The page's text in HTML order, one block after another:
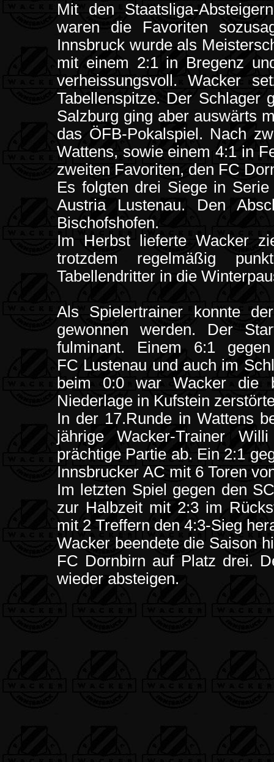
Mit den Staatsliga-
waren die Favoriten
Innsbruck wurde als
mit einem 2:1 in Bregenz
verheissungsvoll. Wacker
Tabellenspitze. Der Schlager
Salzburg ging aber auswärts
das ÖFB-Pokalspiel. Nach
Wattens, sowie einem 4:1 in
zweiten Favoriten, den FC
Es folgten drei Siege in
Austria Lustenau. Den
Bischofshofen.
Im Herbst lieferte Wacker
trotzdem regelmäßig
Tabellendritter in die
Als Spielertrainer konnte
gewonnen werden. Der
fulminant. Einem 6:1
FC Lustenau und auch im
beim 0:0 war Wacker die
Niederlage in Kufstein
In der 17.Runde in Wattens
jährige Wacker-Trainer
prächtige Partie ab. Ein 2:1
Innsbrucker AC mit 6 Toren
Im letzten Spiel gegen den
zur Halbzeit mit 2:3 im
mit 2 Treffern den 4:3-Sieg
Wacker beendete die Saison
FC Dornbirn auf Platz drei.
wieder absteigen.